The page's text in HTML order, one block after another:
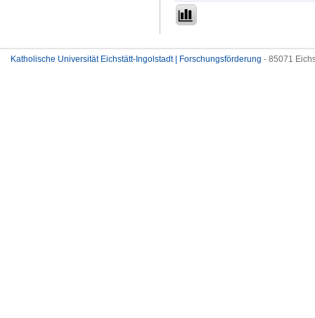
Katholische Universität Eichstätt-Ingolstadt | Forschungsförderung - 85071